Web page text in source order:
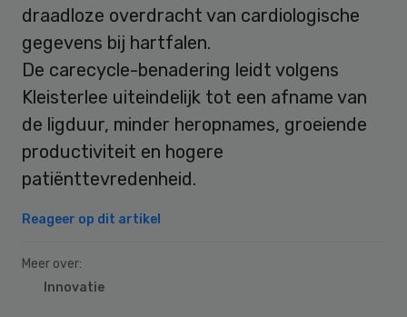
draadloze overdracht van cardiologische
gegevens bij hartfalen.
De carecycle-benadering leidt volgens
Kleisterlee uiteindelijk tot een afname van
de ligduur, minder heropnames, groeiende
productiviteit en hogere
patiënttevredenheid.
Reageer op dit artikel
Meer over:
Innovatie